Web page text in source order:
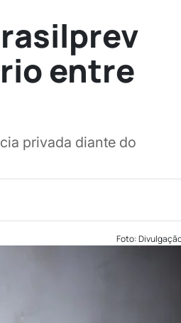
entre
privada diante do
Foto: